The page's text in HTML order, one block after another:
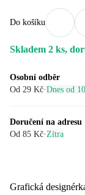
Do košíku
Skladem 2 ks,
Osobní odběr
Od 29 Kč·Dnes od
Doručení na adresu
Od 85 Kč· Zítra
Grafická